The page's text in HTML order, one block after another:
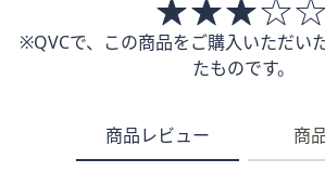
※QVCで、この商品をご購入いただい
たものです。
商品レビュー 商